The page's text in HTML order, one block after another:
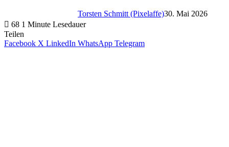
Torsten Schmitt (Pixelaffe)30. Mai 2026
68 1 Minute Lesedauer
Teilen
Facebook X LinkedIn WhatsApp Telegram